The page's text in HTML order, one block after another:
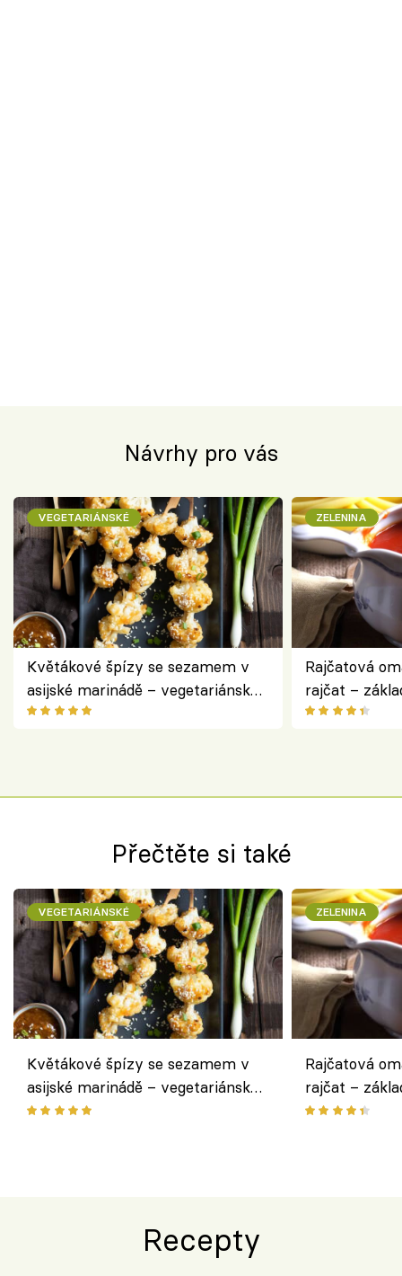
Návrhy pro vás
VEGETARIÁNSKÉ
Květákové špízy se sezamem v
asijské marinádě – vegetariánská
chuťovka z grilu
ZELENINA
Rajčatová
rajčat –
Přečtěte si také
VEGETARIÁNSKÉ
Květákové špízy se sezamem v
asijské marinádě – vegetariánská
chuťovka z grilu
ZELENINA
Rajčatová
rajčat –
Recepty